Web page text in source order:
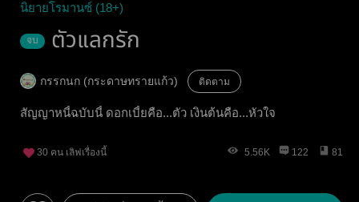
นิยายโรมานซ์ (18+)
จบ ตัวแลกรัก
กรรกนก (กระดาษทรายแก้ว) ติดตาม
สัญญาหนี้ฉบับนี้ ดอกเบี้ยคือ...ตัว เงินต้นคือ...หัวใจ
30 คน เลิฟเรื่องนี้ 5.56K 122 81